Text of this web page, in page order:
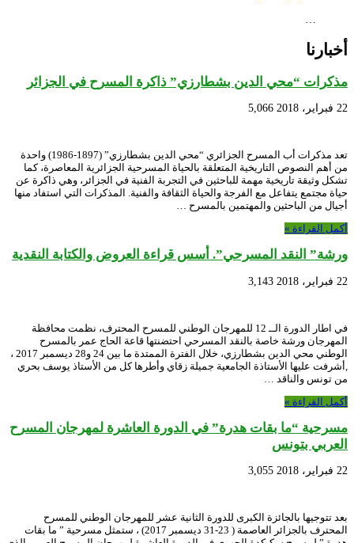
…
أخبارنا
مذكرات “محي الدين بشطارزي” ذاكرة المسرح في الجزائر
22 فبراير، 2018 5,066
تعد مذكرات أب المسرح الجزائري “محي الدين بشطارزي” (1897-1986) واحدة
من أهم النصوص التاريخية المتعلقة بالحياة المسرحية الجزائرية المعاصرة، كما
تشكل وثيقة تاريخية مهمة للباحثين في التجربة الفنية في الجزائر، وهي ذاكرة عن
حياة مجتمع يتفاعل مع الفرجة والحياة الثقافة والفنية. المذكرات التي استفاد منها
أجيال من الباحثين والمهتمين بالمسرح …
أكمل القراءة »
ورشة” النقد المسرحي”. أسس قراءة العروض والكتابة النقدية
22 فبراير، 2018 3,143
في اطار الدورة الــ 12 للمهرجان الوطني للمسرح المحترف، نظمت محافظة
المهرجان ورشة خاصة بالنقد المسرحي احتضنتها قاعة الحاج عمر بالمسرح
الوطني محي الدين بشطارزي، خلال الفترة الممتدة ما بين 24 و28 ديسمبر 2017 ،
,أشرفت عليها الأستاذة الجامعية جميلة زقاي وأطرها كل من الأستاذ يوسف بحري
من تونس والناقد …
أكمل القراءة »
مسرحية “ما بقات هدرة” في الدورة العاشرة لمهرجان المسرح
العربي بتونس
22 فبراير، 2018 3,055
بعد تتوجيها بالجائزة الكبرى للدورة الثانية عشر للمهرجان الوطني للمسرح
المحترف بالجزائر العاصمة ( 23-31 ديسمبر 2017) ، ستمثل مسرحية ” ما بقات